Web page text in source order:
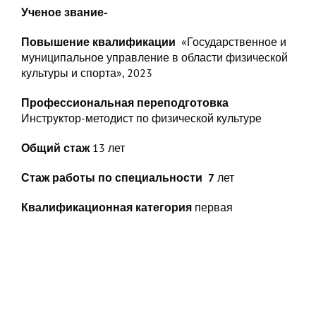
Ученое звание-
Повышение квалификации «Государственное и
муниципальное управление в области физической
культуры и спорта», 2023
Профессиональная переподготовка
Инструктор-методист по физической культуре
Общий стаж 13 лет
Стаж работы по специальности 7 лет
Квалификационная категория первая